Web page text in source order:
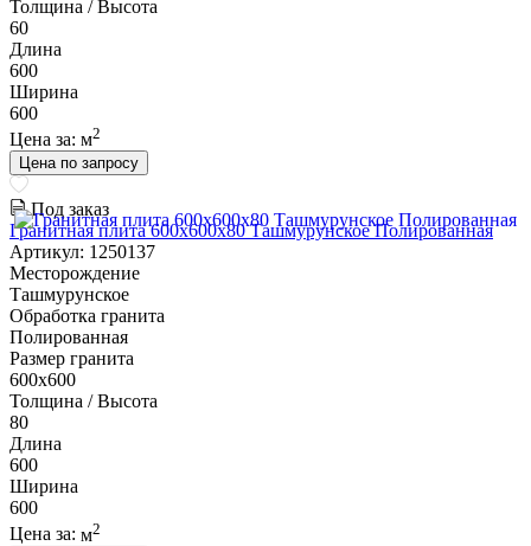
Толщина / Высота
60
Длина
600
Ширина
600
Цена за: м2
Цена по запросу
Под заказ
Гранитная плита 600х600x80 Ташмурунское Полированная
Артикул: 1250137
Месторождение
Ташмурунское
Обработка гранита
Полированная
Размер гранита
600х600
Толщина / Высота
80
Длина
600
Ширина
600
Цена за: м2